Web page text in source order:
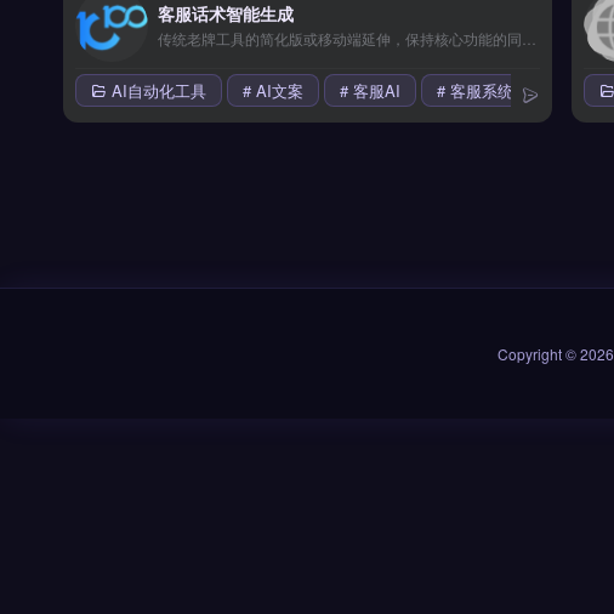
客服话术智能生成
AI自动化工具 # AI文案 # 客服AI # 客服系统
Copyright © 2026